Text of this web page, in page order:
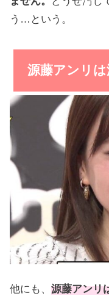
う…という。
源藤アンリ
他にも、源藤アンリ